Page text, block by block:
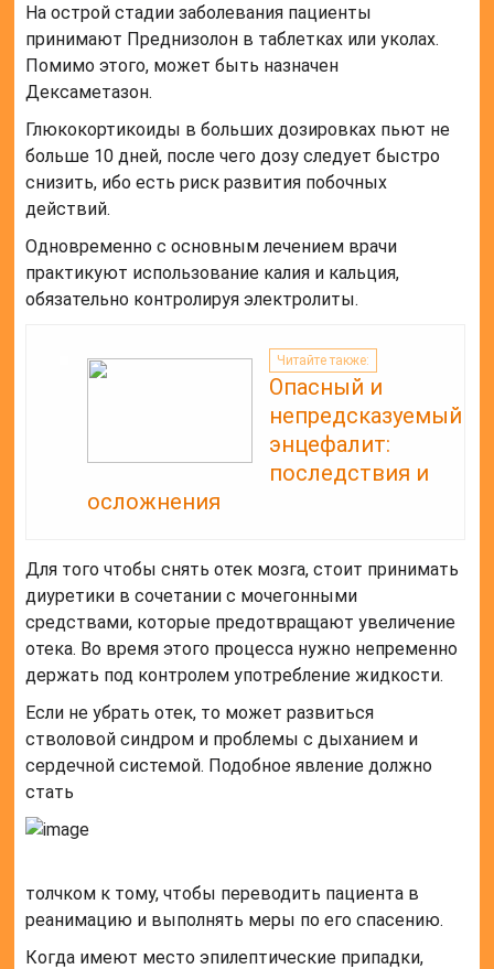
На острой стадии заболевания пациенты
принимают Преднизолон в таблетках или уколах.
Помимо этого, может быть назначен
Дексаметазон.
Глюкокортикоиды в больших дозировках пьют не
больше 10 дней, после чего дозу следует быстро
снизить, ибо есть риск развития побочных
действий.
Одновременно с основным лечением врачи
практикуют использование калия и кальция,
обязательно контролируя электролиты.
Читайте также:
Опасный и
непредсказуемый
энцефалит:
последствия и
осложнения
Для того чтобы снять отек мозга, стоит принимать
диуретики в сочетании с мочегонными
средствами, которые предотвращают увеличение
отека. Во время этого процесса нужно непременно
держать под контролем употребление жидкости.
Если не убрать отек, то может развиться
стволовой синдром и проблемы с дыханием и
сердечной системой. Подобное явление должно
стать
толчком к тому, чтобы переводить пациента в
реанимацию и выполнять меры по его спасению.
Когда имеют место эпилептические припадки,